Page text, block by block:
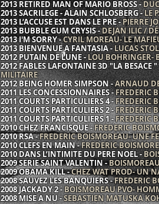
2013 RETIRED MAN OF MARIO BROSS -
2013 SACRILEGE - ALAIN SCHLOSBERG -LE
2013 L’ACCUSE EST DANS LE PRE -PIERRE
2013 BUBBLE GUM CRYSIS -DEJAN ILIC /
2013 I'M SORRY -CYRIL MOREAU- LE
2013 BIENVENUE A FANTASIA -LUCAS
2012 PUTAIN DE LUNE -LOU BOHRINGER-
2012 FABLES LAFONTAINE 3D "LA BESACE
MILITAIRE
2012 BEING HOMER SIMPSON -ARNAUD
2011 LES CONCESSIONNAIRES -FREDERIC
2011 COURTS PARTICULIERS 4 -FREDERIC
2011 COURTS PARTICULIERS 2 -FREDERIC
2011 COURTS PARTICULIERS 1 -FREDERIC
2010 CHEZ FRANCISQUE -FREDERIC
2010 RSA -FREDERIC BOISMOREAU- UNE
2010 CLEFS EN MAIN -FREDERIC
2010 DANS L’INTIMITE DU PERE NOEL -
2009 SERIE SAINT VALENTIN -
2009 OBAMA KILL -CHEZ WAT PROD- UN
2008 SAUVEZ LES BANQUIERS -FREDERIC
2008 JACKADY 2 -BOISMOREAU PVO-
2008 MISE A NU -SEBASTIEN MATUSKA